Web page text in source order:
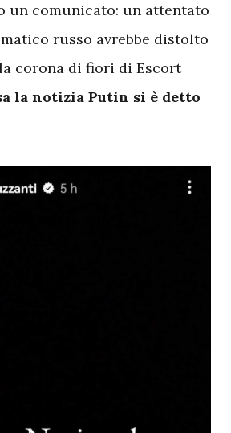
un comunicato: un attentato
russo avrebbe distolto
corona di fiori di Escort
la notizia Putin si è detto